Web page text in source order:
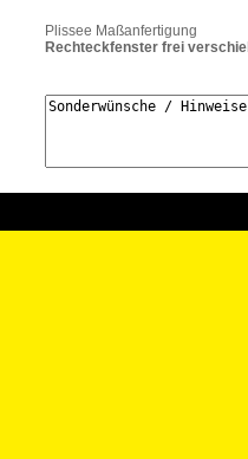
Plissee Maßanfertigung
Rechteckfenster frei